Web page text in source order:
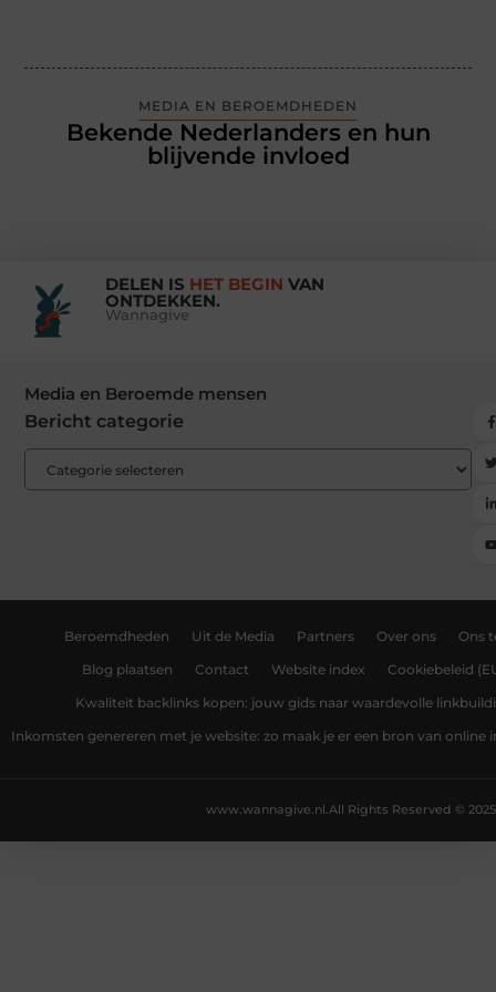
MEDIA EN BEROEMDHEDEN
Bekende Nederlanders en hun
blijvende invloed
DELEN IS HET BEGIN VAN
ONTDEKKEN.
Wannagive
Media en Beroemde mensen
Bericht categorie
Beroemdheden Uit de Media Partners Over ons Ons
Blog plaatsen Contact Website index Cookiebeleid
Kwaliteit backlinks kopen: jouw gids naar waardevolle
Inkomsten genereren met je website: zo maak je er een bron van online
All Rights Reserved © 2025
www.wannagive.nl.